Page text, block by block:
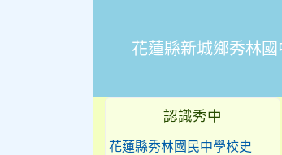
花蓮縣新城鄉秀林
認識秀中
花蓮縣秀林國民中學校史